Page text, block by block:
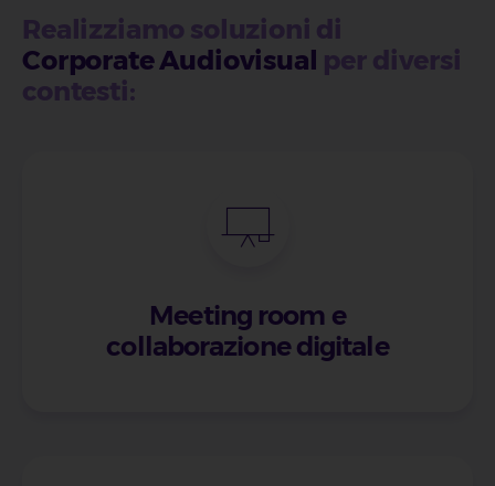
Realizziamo soluzioni di
Corporate Audiovisual per diversi
contesti:
Meeting room e
collaborazione digitale